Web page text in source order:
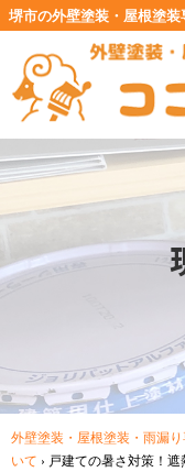
堺市の外壁塗装・屋根塗
外壁塗装・屋根塗装・雨漏
いて › 戸建ての暑さ対策！